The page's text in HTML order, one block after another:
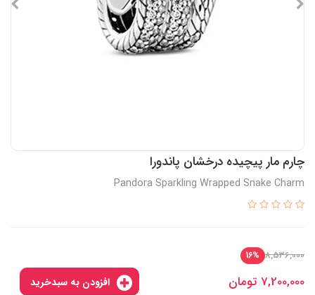
چارم مار پیچیده درخشان پاندورا
Pandora Sparkling Wrapped Snake Charm
8,536,000
16%
7,200,000 تومان